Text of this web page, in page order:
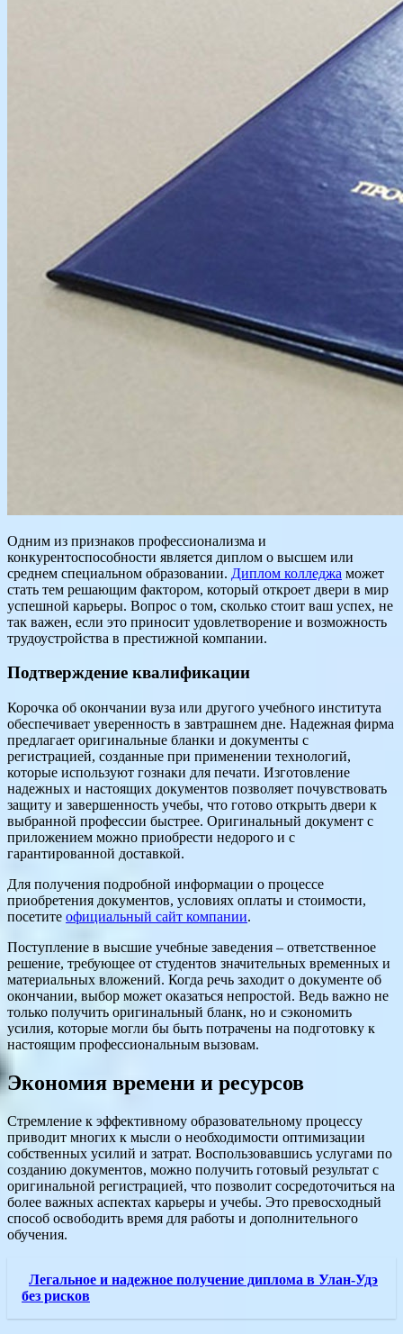
Одним из признаков профессионализма и
конкурентоспособности является диплом о высшем или
среднем специальном образовании. Диплом колледжа может
стать тем решающим фактором, который откроет двери в мир
успешной карьеры. Вопрос о том, сколько стоит ваш успех, не
так важен, если это приносит удовлетворение и возможность
трудоустройства в престижной компании.
Подтверждение квалификации
Корочка об окончании вуза или другого учебного института
обеспечивает уверенность в завтрашнем дне. Надежная фирма
предлагает оригинальные бланки и документы с
регистрацией, созданные при применении технологий,
которые используют гознаки для печати. Изготовление
надежных и настоящих документов позволяет почувствовать
защиту и завершенность учебы, что готово открыть двери к
выбранной профессии быстрее. Оригинальный документ с
приложением можно приобрести недорого и с
гарантированной доставкой.
Для получения подробной информации о процессе
приобретения документов, условиях оплаты и стоимости,
посетите официальный сайт компании.
Поступление в высшие учебные заведения – ответственное
решение, требующее от студентов значительных временных и
материальных вложений. Когда речь заходит о документе об
окончании, выбор может оказаться непростой. Ведь важно не
только получить оригинальный бланк, но и сэкономить
усилия, которые могли бы быть потрачены на подготовку к
настоящим профессиональным вызовам.
Экономия времени и ресурсов
Стремление к эффективному образовательному процессу
приводит многих к мысли о необходимости оптимизации
собственных усилий и затрат. Воспользовавшись услугами по
созданию документов, можно получить готовый результат с
оригинальной регистрацией, что позволит сосредоточиться на
более важных аспектах карьеры и учебы. Это превосходный
способ освободить время для работы и дополнительного
обучения.
Легальное и надежное получение диплома в Улан-Удэ
без рисков